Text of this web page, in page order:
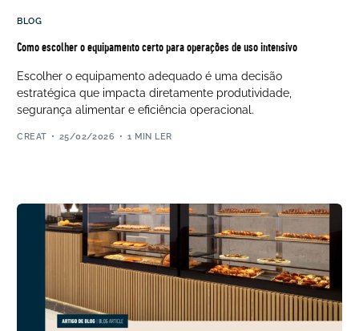
BLOG
Como escolher o equipamento certo para operações de uso intensivo
Escolher o equipamento adequado é uma decisão
estratégica que impacta diretamente produtividade,
segurança alimentar e eficiência operacional.
CREAT 25/02/2026 1 MIN LER